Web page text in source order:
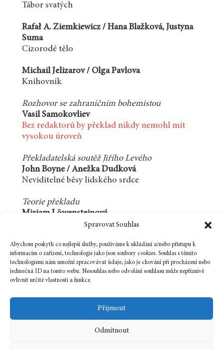
Spravovat Souhlas
Abychom poskytli co nejlepší služby, používáme k ukládání a/nebo přístupu k
informacím o zařízení, technologie jako jsou soubory cookies. Souhlas s těmito
technologiemi nám umožní zpracovávat údaje, jako je chování při procházení nebo
jedinečná ID na tomto webu. Nesouhlas nebo odvolání souhlasu může nepříznivě
ovlivnit určité vlastnosti a funkce.
Přijmout
Odmítnout
Tábor svatých
Rafał A. Ziemkiewicz / Hana Blažková, Justyna
Suma
Cizorodé tělo
Michail Jelizarov / Olga Pavlova
Knihovník
Rozhovor se zahraničním bohemistou
Vasil Samokovliev
Bez redaktorů by překlad nikdy nemohl mít
vysokou úroveň
Překladatelská soutěž Jiřího Levého
John Boyne / Anežka Dudková
Neviditelné běsy lidského srdce
Teorie překladu
Miriam Löwensteinová
Co s korejským textem
Recenze
Petr Šmíd
Ukrajinský Miláček
(Valerjan Pidmohylnyj: Město)